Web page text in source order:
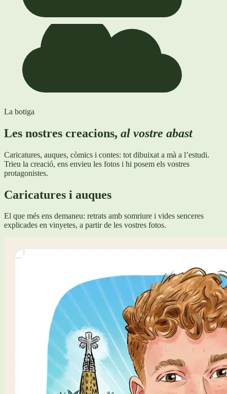
La botiga
Les nostres creacions, al vostre abast
Caricatures, auques, còmics i contes: tot dibuixat a mà a l’estudi.
Trieu la creació, ens envieu les fotos i hi posem els vostres
protagonistes.
Caricatures i auques
El que més ens demaneu: retrats amb somriure i vides senceres
explicades en vinyetes, a partir de les vostres fotos.